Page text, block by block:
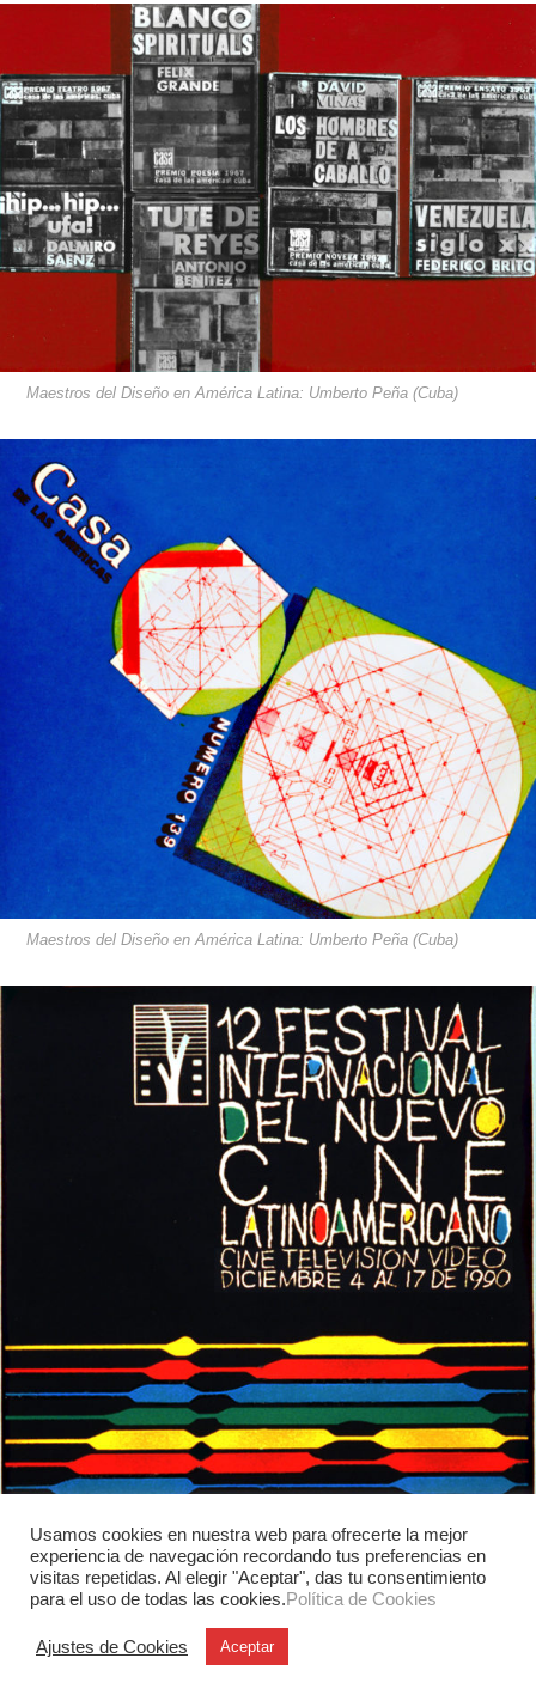
Maestros del Diseño en América Latina: Umberto Peña (Cuba)
Maestros del Diseño en América Latina: Umberto Peña (Cuba)
Usamos cookies en nuestra web para ofrecerte la mejor
experiencia de navegación recordando tus preferencias en
visitas repetidas. Al elegir "Aceptar", das tu consentimiento
para el uso de todas las cookies.Política de Cookies
Ajustes de Cookies Aceptar